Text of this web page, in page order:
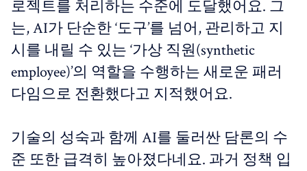
로젝트를 처리하는 수준에 도달했어요. 그
는, AI가 단순한 ‘도구’를 넘어, 관리하고 지
시를 내릴 수 있는 ‘가상 직원(synthetic
employee)’의 역할을 수행하는 새로운 패러
다임으로 전환했다고 지적했어요.
기술의 성숙과 함께 AI를 둘러싼 담론의 수
준 또한 급격히 높아졌다네요. 과거 정책 입